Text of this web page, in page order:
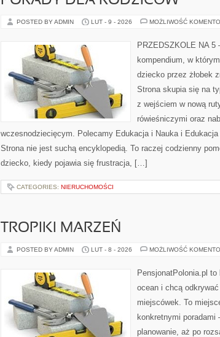
POSTED BY ADMIN LUT - 9 - 2026 MOŻLIWOŚĆ
PRZEDSZKOLE NA 5
kompendium, w
dziecko przez żłobek
Strona skupia się na
z wejściem w nową
rówieśniczymi oraz
wczesnodziecięcym. Polecamy Edukacja i Nauka i
Strona nie jest suchą encyklopedią. To raczej codzienny
dziecko, kiedy pojawia się frustracja, […]
CATEGORIES: NIERUCHOMOŚCI
TROPIKI MARZEŃ
POSTED BY ADMIN LUT - 8 - 2026 MOŻLIWOŚĆ
PensjonatPolonia.pl
ocean i chcą
miejscówek. To
konkretnymi poradami
planowanie, aż po